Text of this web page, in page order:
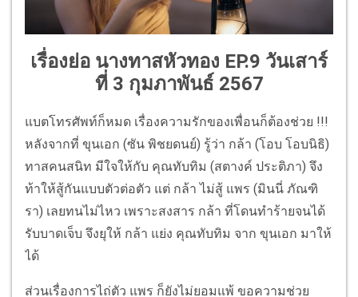
เรื่องย่อ นางทาสหัวทอง EP.9 วันเสาร์
ที่ 3 กุมภาพันธ์ 2567
แบตโทรศัพท์ก็หมด เรื่องความรักของเพื่อนก็ต้องช่วย !!!
หลังจากที่ ขุนเอก (ซัน พิชยดนย์) รู้ว่า กล้า (โอบ โอบนิธิ)
ทาสคนสนิท มีใจให้กับ คุณทับทิม (สตางค์ ประติภา) จึง
ท้าให้สู้กันแบบตัวต่อตัว แต่ กล้า ไม่สู้ แพร (มินนี่ ภัณฑิ
รา) เลยทนไม่ไหว เพราะสงสาร กล้า ที่โดนทำร้ายจนได้
รับบาดเจ็บ จึงยุให้ กล้า แย่ง คุณทับทิม จาก ขุนเอก มาให้
ได้
ส่วนเรื่องการไถ่ตัว แพร ก็ยังไม่ยอมแพ้ ขอความช่วย